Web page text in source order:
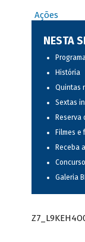
Ações
NESTA
História
Quintas
Sextas
Reserva
Filmes e
Receba
Galeria